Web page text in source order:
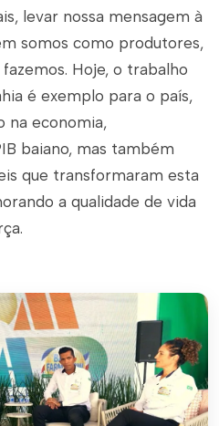
levar nossa mensagem à
somos como produtores,
Hoje, o trabalho
é exemplo para o país,
na economia,
baiano, mas também
que transformaram esta
a qualidade de vida